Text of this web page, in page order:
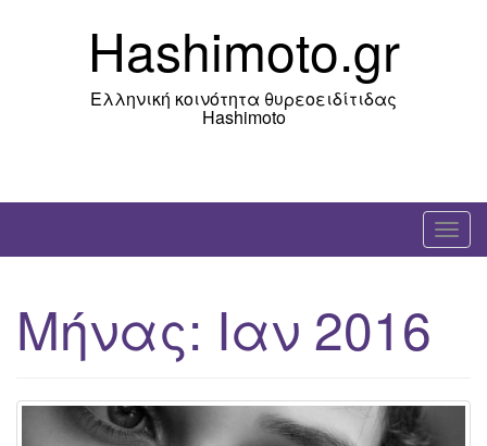
Hashimoto.gr
Ελληνική κοινότητα θυρεοειδίτιδας
Hashimoto
T
o
n
Μήνας: Ιαν 2016